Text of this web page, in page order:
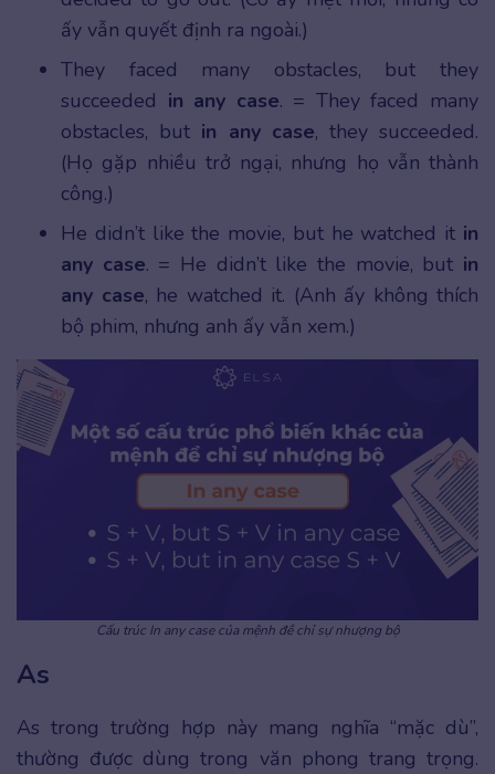
ấy vẫn quyết định ra ngoài.)
They faced many obstacles, but they
succeeded in any case. = They faced many
obstacles, but in any case, they succeeded.
(Họ gặp nhiều trở ngại, nhưng họ vẫn thành
công.)
He didn’t like the movie, but he watched it in
any case. = He didn’t like the movie, but in
any case, he watched it. (Anh ấy không thích
bộ phim, nhưng anh ấy vẫn xem.)
Cấu trúc In any case của mệnh đề chỉ sự nhượng bộ
As
As trong trường hợp này mang nghĩa “mặc dù”,
thường được dùng trong văn phong trang trọng.